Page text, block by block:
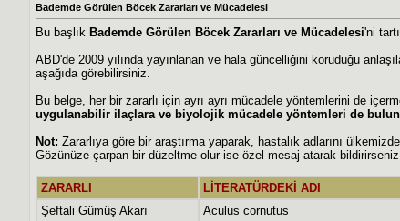
Bademde Görülen Böcek Zararları ve Mücadelesi
Bu başlık Bademde Görülen Böcek Zararları ve Mücadelesi'ni
ABD'de 2009 yılında yayınlanan ve hala güncelliğini koruduğu
aşağıda görebilirsiniz.
Bu belge, her bir zararlı için ayrı ayrı mücadele yöntemlerini de
uygulanabilir ilaçlara ve biyolojik mücadele yöntemleri de
Not: Zararlıya göre bir araştırma yaparak, hastalık adlarını
Gözünüze çarpan bir düzeltme olur ise özel mesaj atarak
ZARARLI
LİTERATÜRDEKİ ADI
Şeftali Gümüş Akarı
Aculus cornutus